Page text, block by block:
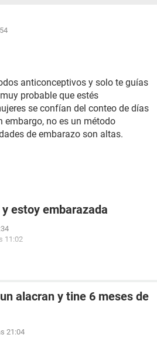
anticonceptivos y solo te guías
probable que estés
se confían del conteo de días
embargo, no es un método
de embarazo son altas.
estoy embarazada
11:02
alacran y tine 6 meses de
21:04